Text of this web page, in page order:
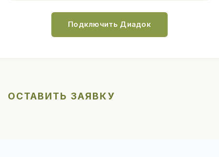
Подключить Диадок
ОСТАВИТЬ ЗАЯВКУ